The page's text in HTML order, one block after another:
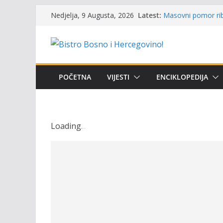
content
Nedjelja, 9 Augusta, 2026 Latest: Masovni pomor
Obavještenje
osobe sa
POČETNA VIJESTI ENCIKLOPEDIJA
Loading...